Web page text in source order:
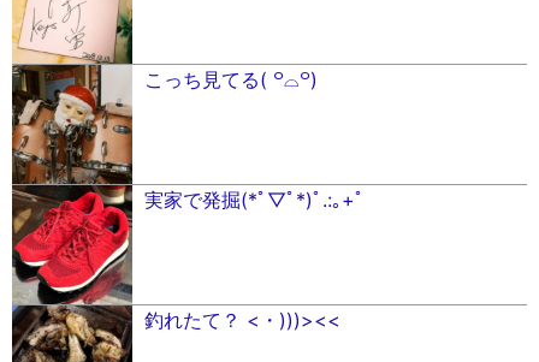
こっち見てる( ꒪⌓꒪)
実家で発掘(*ﾟ▽ﾟ*)ﾟ.:｡+ﾟ
釣れたて？ <・)))><<